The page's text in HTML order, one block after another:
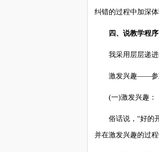
纠错的过程中加深体
四、说教学程序
我采用层层递进
激发兴趣——参
(一)激发兴趣：
俗话说，“好的开
并在激发兴趣的过